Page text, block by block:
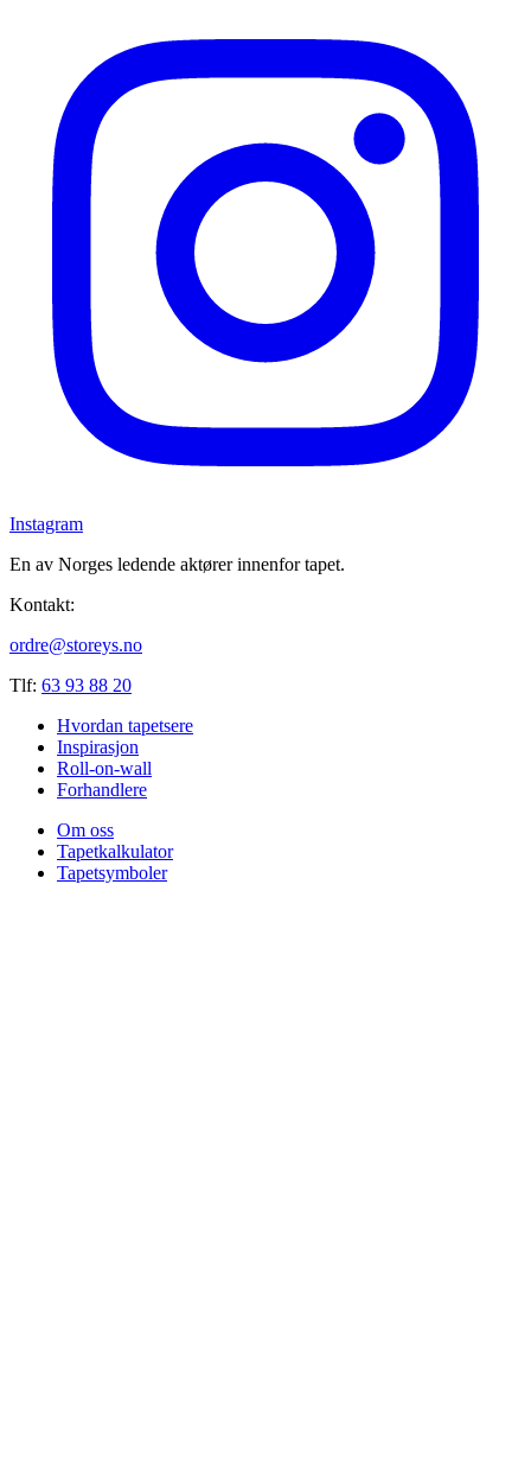
Instagram
En av Norges ledende aktører innenfor tapet.
Kontakt:
ordre@storeys.no
Tlf: 63 93 88 20
Hvordan tapetsere
Inspirasjon
Roll-on-wall
Forhandlere
Om oss
Tapetkalkulator
Tapetsymboler